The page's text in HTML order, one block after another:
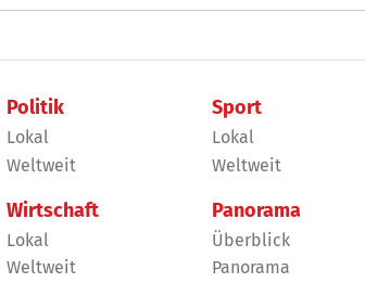
Politik
Lokal
Weltweit
Wirtschaft
Lokal
Weltweit
Sport
Lokal
Weltweit
Panorama
Überblick
Panorama